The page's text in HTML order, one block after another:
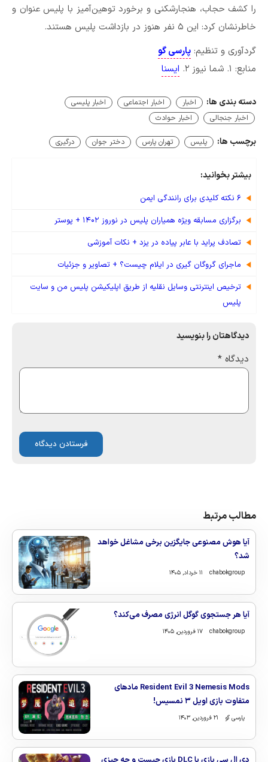
را کشف حجاب، هنجارشکنی و برخورد توهین‌آمیز با پلیس عنوان و
خاطرنشان کرد: این ۵ نفر هنوز در بازداشت پلیس هستند.
گردآوری و تنظیم: پارسی گو
منابع: ۱. شما نیوز ۲.
ایسنا
دسته بندی ها: اخبار اخبار اجتماعی
اخبار پلیسی
اخبار جنجالی
اخبار حوادث
برچسب ها: پلیس تهران پارس دختر جوان درگیری
بیشتر بخوانید:
۶ نکته کلیدی برای رانندگی ایمن
برگزاری مسابقه ویژه همیاران پلیس در نوروز ۱۴۰۲ + پوستر
تصادف پراید با عابر پیاده در یزد + نکات آموزشی
ماجرای گروگان گیری در ایلام چیست؟ + تصاویر و جزئیات
ترخیص اینترنتی وسایل نقلیه از طریق اپلیکیشن پلیس من و سایت
پلیس
دیدگاهتان را بنویسید
دیدگاه *
مطالب مرتبط
آیا هوش مصنوعی جایگزین برخی مشاغل خواهد
شد؟
chabokgroup ۱۱ خرداد, ۱۴۰۵
آیا هر جستجوی گوگل انرژی مصرف می‌کند؟
chabokgroup ۱۷ فروردین, ۱۴۰۵
Resident Evil 3 Nemesis Mods مادهای
متفاوت بازی اویل ۳ نمسیس!
پارسی گو ۲۱ فروردین, ۱۴۰۳